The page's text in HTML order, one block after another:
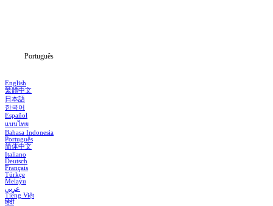
Português
English
繁體中文
日本語
한국어
Español
แบบไทย
Bahasa Indonesia
Português
简体中文
Italiano
Deutsch
Français
Türkçe
Melayu
عربي
Tiếng Việt
हिंदी